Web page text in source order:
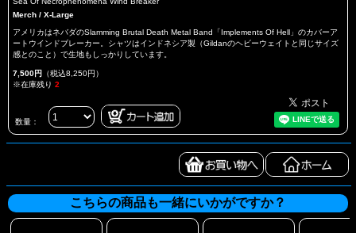
Merch / X-Large
アメリカはネバダのSlamming Brutal Death Metal Band「Implements Of Hell」のカバーア
ートウインドブレーカー。シャツはインドネシア製（Gildanのヘビーウェイトと同じサイズ
感とのこと）で生地もしっかりしています。
7,500円 （税込8,250円）
※在庫残り 2
数量：
こちらの商品も一緒にいかがですか？